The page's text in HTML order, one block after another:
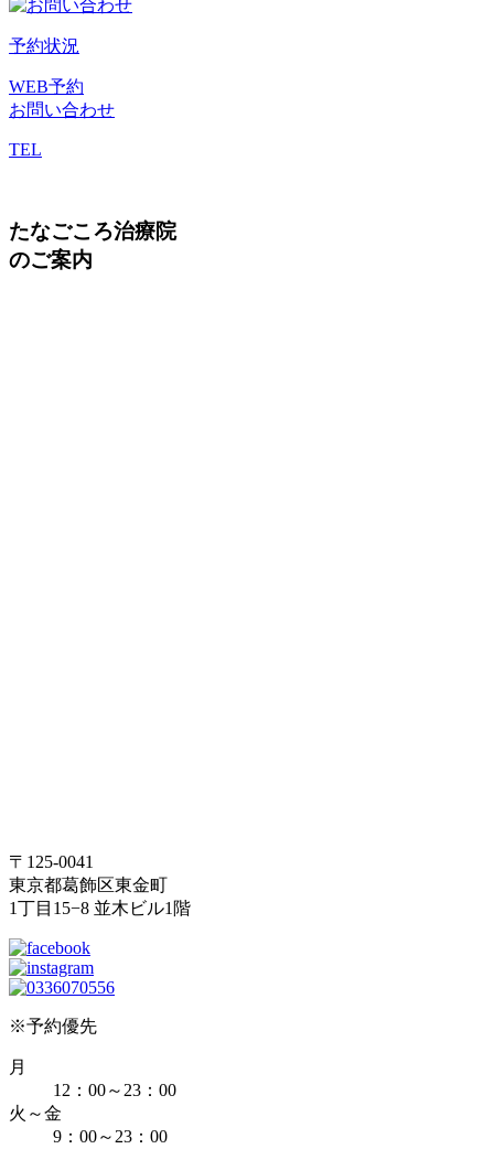
予約状況
WEB予約
お問い合わせ
TEL
たなごころ治療院
のご案内
〒125-0041
東京都葛飾区東金町
1丁目15−8 並木ビル1階
※予約優先
月
12：00～23：00
火～金
9：00～23：00